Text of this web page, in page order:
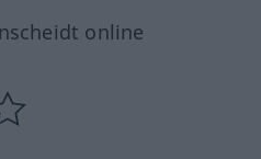
online